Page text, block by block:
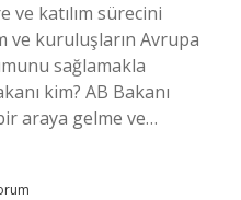
ve katılım sürecini
ve kuruluşların Avrupa
sağlamakla
kim? AB Bakanı
araya gelme ve…